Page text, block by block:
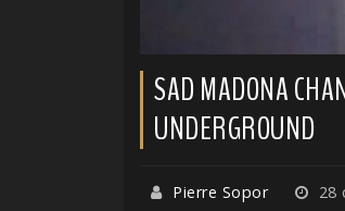
SAD MADONA
UNDERGROUND
Pierre Sopor 28